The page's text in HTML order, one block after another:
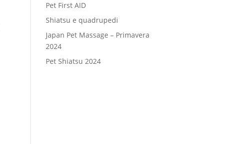
Pet First AID
Shiatsu e quadrupedi
Japan Pet Massage – Primavera
2024
Pet Shiatsu 2024